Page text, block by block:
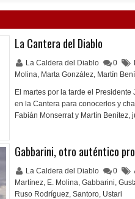
La Cantera del Diablo
La Caldera del Diablo 0
Molina, Marta González, Martín
El martes por la tarde el
en la Cantera para conocerlos y
Fabián Monserrat y Martín
Gabbarini, otro auténtico
La Caldera del Diablo 0
Martínez, E. Molina, Gabbarini,
Ruso Rodríguez, Santoro, Ustari